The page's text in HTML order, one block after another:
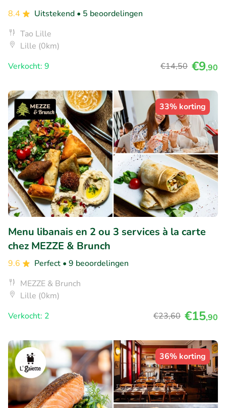
8.4
Uitstekend • 5 beoordelingen
Tao Lille
Lille (0km)
Verkocht: 9
€14,50 €9,90
33% korting
Menu libanais en 2 ou 3 services à la carte
chez MEZZE & Brunch
9.6 Perfect • 9 beoordelingen
MEZZE & Brunch
Lille (0km)
Verkocht: 2
€23,60 €15,90
36% korting